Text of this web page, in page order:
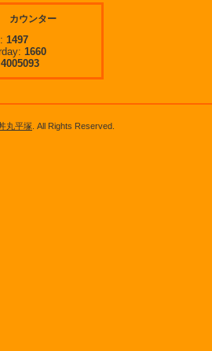
カウンター
1497
1660
4005093
丸平塚 . All Rights Reserved.